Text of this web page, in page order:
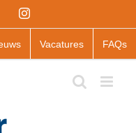
Instagram
Vacatures FAQs